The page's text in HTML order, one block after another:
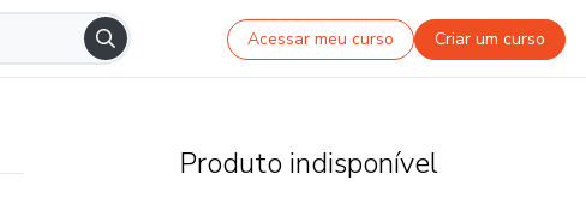
Acessar meu curso Criar um curso
Produto indisponível